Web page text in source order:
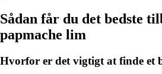
Sådan får du det bedste
papmache lim
Hvorfor er det vigtigt at finde et